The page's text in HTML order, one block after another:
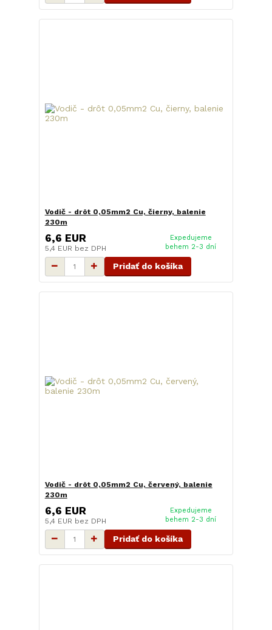
Vodič - drôt 0,05mm2 Cu, čierny, balenie
230m
6,6 EUR
5,4 EUR bez DPH
Expedujeme
behem 2-3 dní
Pridať do košíka
Vodič - drôt 0,05mm2 Cu, červený, balenie
230m
6,6 EUR
5,4 EUR bez DPH
Expedujeme
behem 2-3 dní
Pridať do košíka